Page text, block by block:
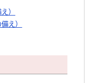
）
え）